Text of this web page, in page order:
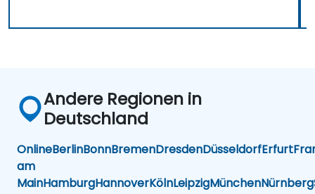
Andere Regionen in
Deutschland
OnlineBerlinBonnBremenDresdenDüsseldorfErfurt
am
MainHamburgHannoverKölnLeipzigMünchenNürnberg